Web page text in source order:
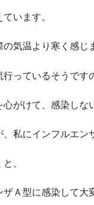
います。
気温より寒く感じ
っているそうです
がけて、感染しな
私にインフルエン
、
Ａ型に感染して大